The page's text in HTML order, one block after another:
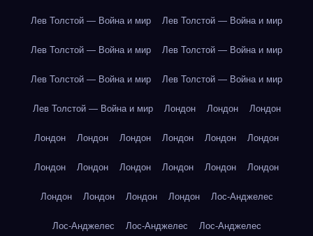
Лев Толстой — Война и мир Лев Толстой — Война и мир
Лев Толстой — Война и мир Лев Толстой — Война и мир
Лев Толстой — Война и мир Лев Толстой — Война и мир
Лев Толстой — Война и мир Лондон Лондон Лондон
Лондон Лондон Лондон Лондон Лондон Лондон
Лондон Лондон Лондон Лондон Лондон Лондон
Лондон Лондон Лондон Лондон Лос-Анджелес
Лос-Анджелес Лос-Анджелес Лос-Анджелес